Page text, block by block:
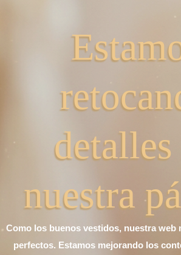
detalles
nuestra
Como los buenos vestidos, nuestra web
perfectos. Estamos mejorando los